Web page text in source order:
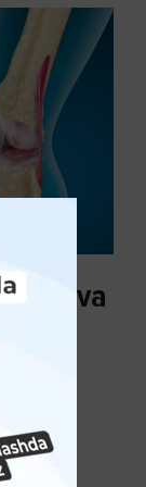
va
kasalligi